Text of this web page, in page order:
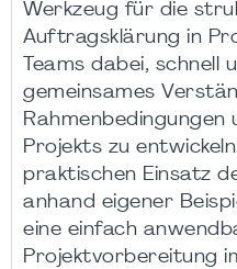
Werkzeug für die
Auftragsklärung in
Teams dabei, schnell
gemeinsames
Projekts zu
praktischen Einsatz
anhand eigener
eine einfach
Projektvorbereitung